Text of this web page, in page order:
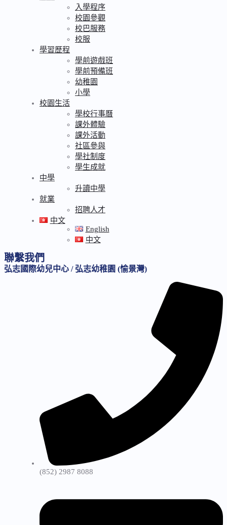
入學程序
校園參觀
校巴服務
校服
學習歷程
學前遊戲班
學前預備班
幼稚園
小學
校園生活
學校行事曆
課外體驗
課外活動
社區參與
學社制度
學生成就
中學
升讀中學
就業
招聘人才
中文
English
中文
聯繫我們
弘志國際幼兒中心 / 弘志幼稚園 (愉景灣)
(852) 2987 8088